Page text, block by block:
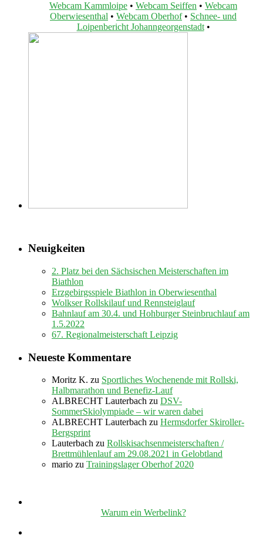
Webcam Kammloipe • Webcam Seiffen • Webcam
Oberwiesenthal • Webcam Oberhof• Schnee- und
Loipenbericht Johanngeorgenstadt•
Neuigkeiten
2. Platz bei den Sächsischen Meisterschaften im
Biathlon
Erzgebirgsspiele Biathlon in Oberwiesenthal
Wolkser Rollskilauf und Rennsteiglauf
Bahnlauf am 30.4. und Hohburger Steinbruchlauf am
1.5.2022
67. Regionalmeisterschaft Leipzig
Neueste Kommentare
Moritz K. zu Sportliches Wochenende mit Rollski,
Halbmarathon und Benefiz-Lauf
ALBRECHT Lauterbach zu DSV-
SommerSkiolympiade – wir waren dabei
ALBRECHT Lauterbach zu Hermsdorfer Skiroller-
Bergsprint
Lauterbach zu Rollskisachsenmeisterschaften /
Brettmühlenlauf am 29.08.2021 in Gelobtland
mario zu Trainingslager Oberhof 2020
Warum ein Werbelink?